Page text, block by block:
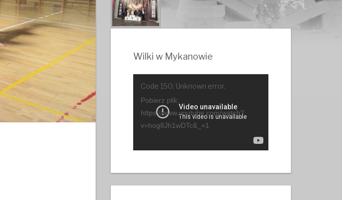
Wilki w Mykanowie
Code 150: Unknown error.
Pobierz plik:
https://www.youtube.com/watch?
v=hog8Jh1wDTc&_=1